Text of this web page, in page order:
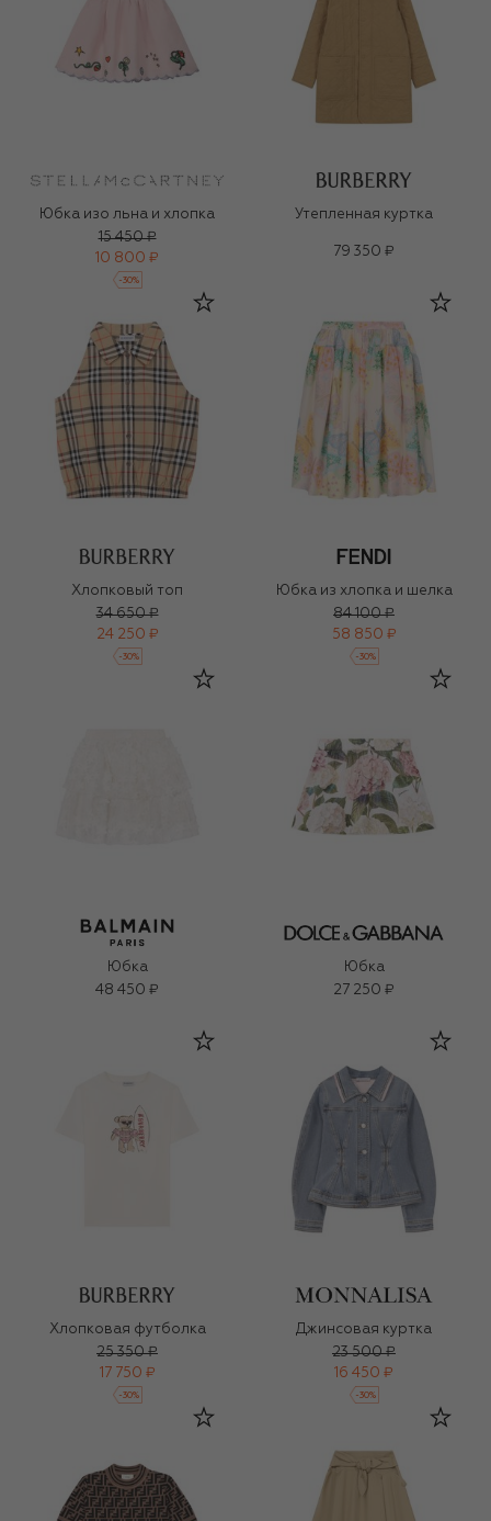
Юбка изо льна и хлопка
15 450 ₽
10 800 ₽
-30%
Утепленная куртка
79 350 ₽
Хлопковый топ
34 650 ₽
24 250 ₽
-30%
Юбка из хлопка и шелка
84 100 ₽
58 850 ₽
-30%
Юбка
48 450 ₽
Юбка
27 250 ₽
Хлопковая футболка
25 350 ₽
17 750 ₽
-30%
Джинсовая куртка
23 500 ₽
16 450 ₽
-30%